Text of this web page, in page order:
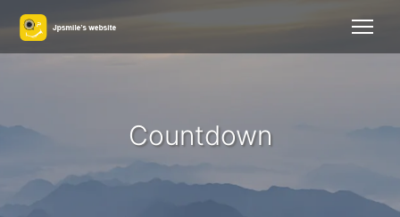
Countdown